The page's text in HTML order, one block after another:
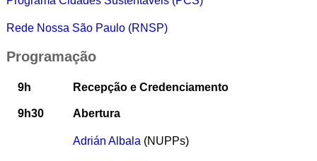
Rede Nossa São Paulo (RNSP)
Programação
9h Recepção e Credenciamento
9h30 Abertura
Adrián Albala (NUPPs)